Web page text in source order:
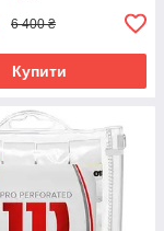
6 400 ₴
Купити